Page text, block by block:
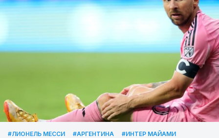
#ЛИОНЕЛЬ МЕССИ #АРГЕНТИНА
#ИНТЕР МАЙАМИ